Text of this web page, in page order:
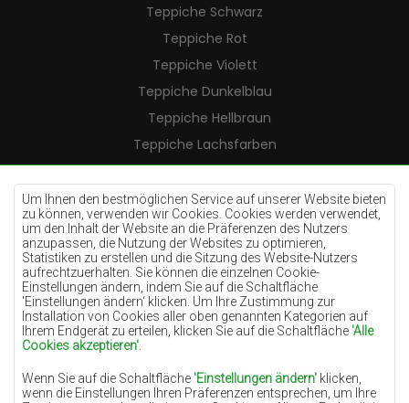
Um Ihnen den bestmöglichen Service auf unserer Website bieten
zu können, verwenden wir Cookies. Cookies werden verwendet,
um den Inhalt der Website an die Präferenzen des Nutzers
anzupassen, die Nutzung der Websites zu optimieren,
Statistiken zu erstellen und die Sitzung des Website-Nutzers
aufrechtzuerhalten. Sie können die einzelnen Cookie-
Einstellungen ändern, indem Sie auf die Schaltfläche
'Einstellungen ändern‘ klicken. Um Ihre Zustimmung zur
Installation von Cookies aller oben genannten Kategorien auf
Ihrem Endgerät zu erteilen, klicken Sie auf die Schaltfläche 'Alle
Cookies akzeptieren'
Wenn Sie auf die Schaltfläche 'Einstellungen ändern' klicken,
wenn die Einstellungen Ihren Präferenzen entsprechen, um Ihre
Teppiche Schwarz
Teppiche Rot
Teppiche Violett
Teppiche Dunkelblau
Teppiche Hellbraun
Teppiche Lachsfarben
Teppiche Cremefarben
Teppiche Lilac
Teppiche Gelb
Teppiche Pfefferminz
Teppiche Blau
Teppiche Orange
Teppiche Rosa
Teppiche Terrakotte